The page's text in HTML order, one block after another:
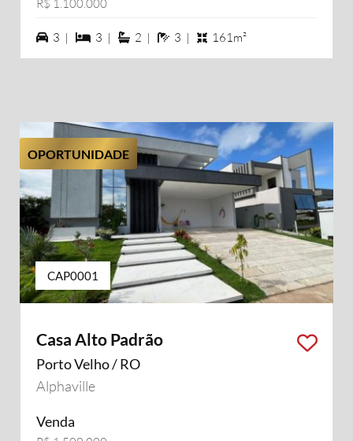
R$ 1.100.000
3 vagas na garagem
3 | 3 dormiórios
3 | 2 suítes
2 | 3 banheiros
3 | 161m²
OPORTUNIDADE
CAP0001
Casa Alto Padrão
Porto Velho / RO
Alphaville
Venda